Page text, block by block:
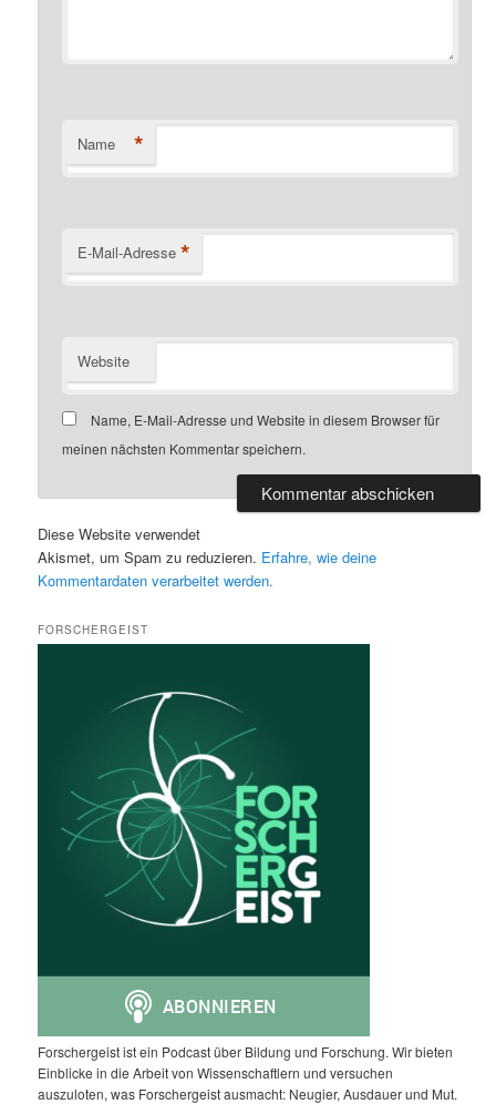
Name *
E-Mail-Adresse *
Website
Name, E-Mail-Adresse und Website in diesem Browser für
meinen nächsten Kommentar speichern.
Diese Website verwendet
Akismet, um Spam zu reduzieren. Erfahre, wie deine
Kommentardaten verarbeitet werden.
FORSCHERGEIST
Forschergeist ist ein Podcast über Bildung und Forschung. Wir bieten
Einblicke in die Arbeit von Wissenschaftlern und versuchen
auszuloten, was Forschergeist ausmacht: Neugier, Ausdauer und Mut.